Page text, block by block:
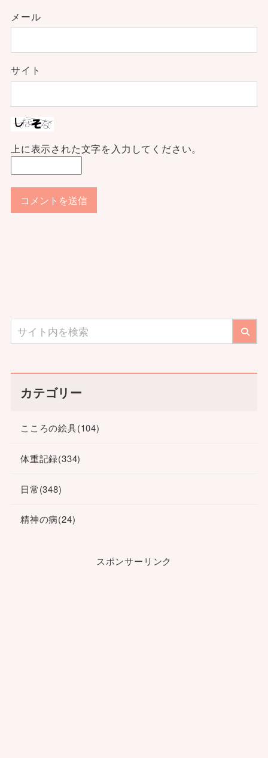
メール
サイト
上に表示された文字を入力してください。
カテゴリー
こころの絵具(104)
体重記録(334)
日常(348)
精神の病(24)
スポンサーリンク